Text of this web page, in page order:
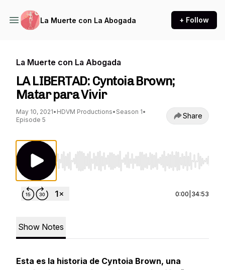
La Muerte con La Abogada + Follow
La Muerte con La Abogada
LA LIBERTAD: Cyntoia Brown;
Matar para Vivir
May 10, 2021• HDVM Productions• Season 1•
Episode 5
Share
Use Left/Right to seek, Home/End to jump to
0:00 34:53
Show Notes
Esta es la historia de Cyntoia Brown, una